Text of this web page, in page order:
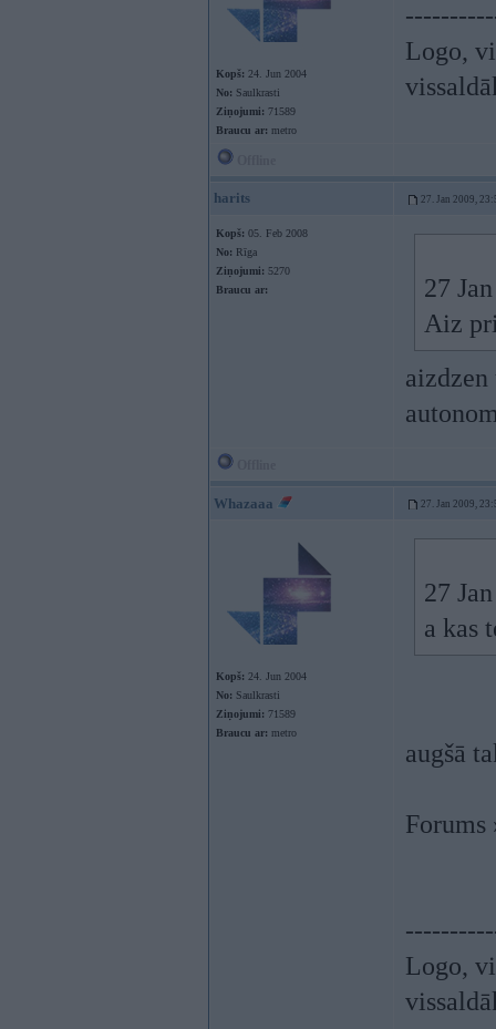
Kopš: 24. Jun 2004
No: Saulkrasti
Ziņojumi: 71589
Braucu ar: metro
Logo,
harits 27. Jan 2009,
Kopš: 05. Feb 2008
No: Rīga
Ziņojumi: 5270
Braucu ar:
27
Aiz
Whazaaa 27. Jan 2009,
Kopš: 24. Jun 2004
No: Saulkrasti
Ziņojumi: 71589
Braucu ar: metro
27
a kas
augšā
Logo,